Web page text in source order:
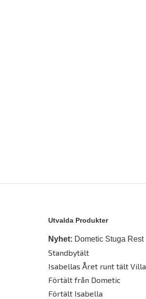
Utvalda Produkter
Nyhet: Dometic Stuga Rest
Standbytält
Isabellas Året runt tält Villa
Förtält från Dometic
Förtält Isabella